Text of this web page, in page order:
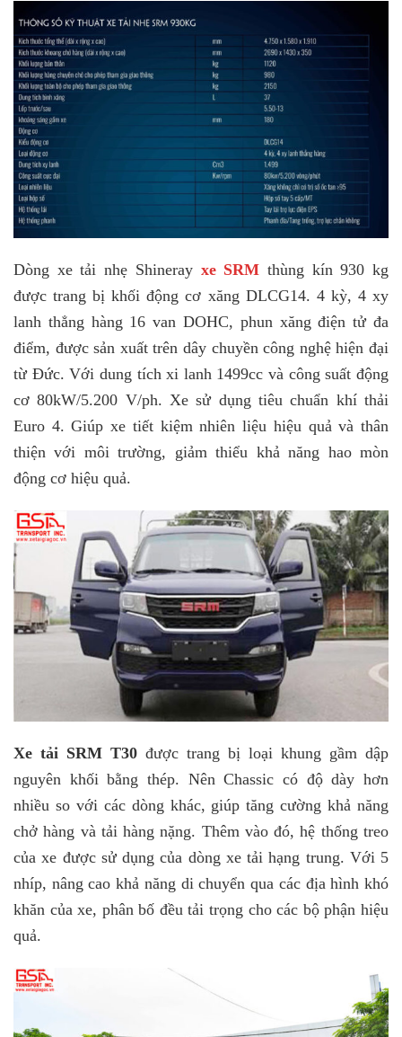
Dòng xe tải nhẹ Shineray xe SRM thùng kín 930 kg
được trang bị khối động cơ xăng DLCG14. 4 kỳ, 4 xy
lanh thẳng hàng 16 van DOHC, phun xăng điện tử đa
điểm, được sản xuất trên dây chuyền công nghệ hiện đại
từ Đức. Với dung tích xi lanh 1499cc và công suất động
cơ 80kW/5.200 V/ph. Xe sử dụng tiêu chuẩn khí thải
Euro 4. Giúp xe tiết kiệm nhiên liệu hiệu quả và thân
thiện với môi trường, giảm thiểu khả năng hao mòn
động cơ hiệu quả.
Xe tải SRM T30 được trang bị loại khung gầm dập
nguyên khối bằng thép. Nên Chassic có độ dày hơn
nhiều so với các dòng khác, giúp tăng cường khả năng
chở hàng và tải hàng nặng. Thêm vào đó, hệ thống treo
của xe được sử dụng của dòng xe tải hạng trung. Với 5
nhíp, nâng cao khả năng di chuyển qua các địa hình khó
khăn của xe, phân bố đều tải trọng cho các bộ phận hiệu
quả.